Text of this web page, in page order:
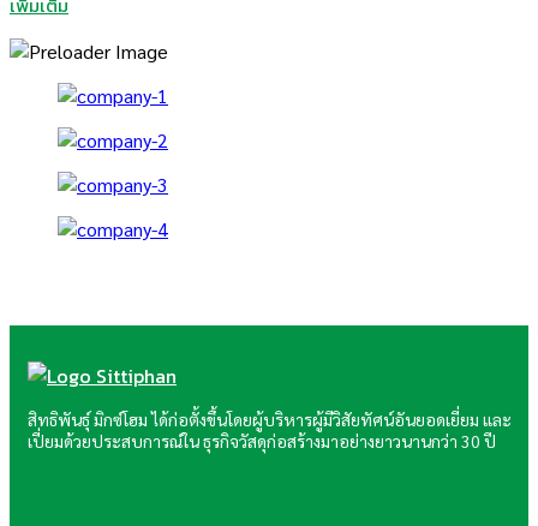
เพิ่มเติม
สิทธิพันธุ์ มิกซ์โฮม ได้ก่อตั้งขึ้นโดยผู้บริหารผู้มีวิสัยทัศน์อันยอดเยี่ยม และ
เปี่ยมด้วยประสบการณ์ใน ธุรกิจวัสดุก่อสร้างมาอย่างยาวนานกว่า 30 ปี